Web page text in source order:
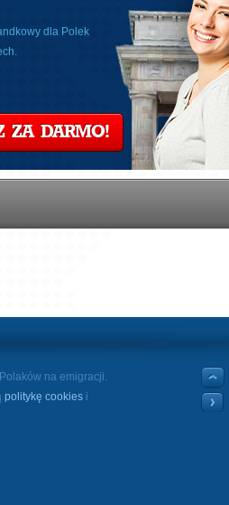
dla Polek
ZA DARMO!
na emigracji.
politykę cookies i